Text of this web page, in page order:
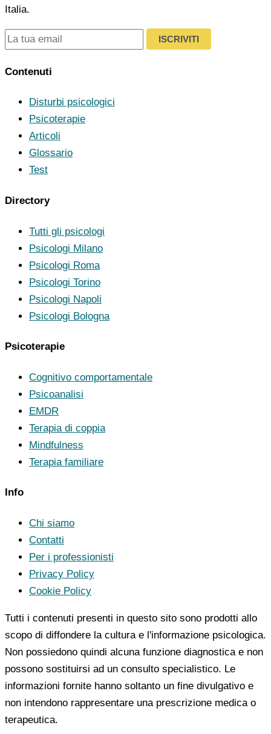
Italia.
ISCRIVITI
Contenuti
Disturbi psicologici
Psicoterapie
Articoli
Glossario
Test
Directory
Tutti gli psicologi
Psicologi Milano
Psicologi Roma
Psicologi Torino
Psicologi Napoli
Psicologi Bologna
Psicoterapie
Cognitivo comportamentale
Psicoanalisi
EMDR
Terapia di coppia
Mindfulness
Terapia familiare
Info
Chi siamo
Contatti
Per i professionisti
Privacy Policy
Cookie Policy
Tutti i contenuti presenti in questo sito sono prodotti allo
scopo di diffondere la cultura e l'informazione psicologica.
Non possiedono quindi alcuna funzione diagnostica e non
possono sostituirsi ad un consulto specialistico. Le
informazioni fornite hanno soltanto un fine divulgativo e
non intendono rappresentare una prescrizione medica o
terapeutica.